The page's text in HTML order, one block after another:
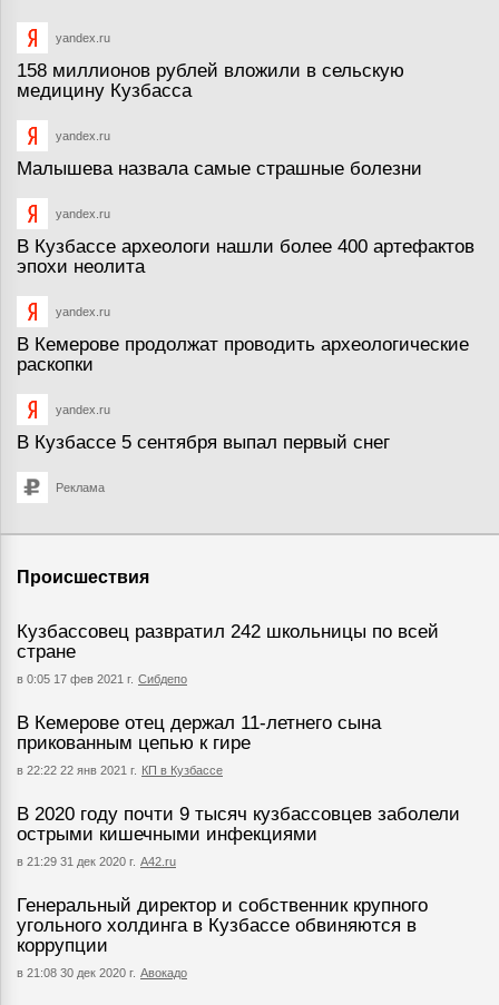
yandex.ru
158 миллионов рублей вложили в сельскую
медицину Кузбасса
yandex.ru
Малышева назвала самые страшные болезни
yandex.ru
В Кузбассе археологи нашли более 400 артефактов
эпохи неолита
yandex.ru
В Кемерове продолжат проводить археологические
раскопки
yandex.ru
В Кузбассе 5 сентября выпал первый снег
Реклама
Происшествия
Кузбассовец развратил 242 школьницы по всей
стране
в 0:05 17 фев 2021 г. Сибдепо
В Кемерове отец держал 11-летнего сына
прикованным цепью к гире
в 22:22 22 янв 2021 г. КП в Кузбассе
В 2020 году почти 9 тысяч кузбассовцев заболели
острыми кишечными инфекциями
в 21:29 31 дек 2020 г. А42.ru
Генеральный директор и собственник крупного
угольного холдинга в Кузбассе обвиняются в
коррупции
в 21:08 30 дек 2020 г. Авокадо